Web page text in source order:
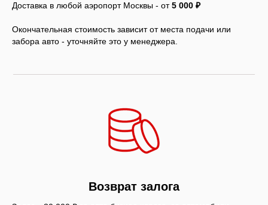
Доставка в любой аэропорт Москвы - от5 000 ₽
Окончательная стоимость зависит от места подачи или
забора авто - уточняйте это у менеджера.
Возврат залога